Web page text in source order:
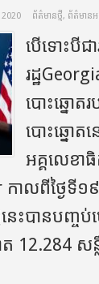
ព័ត៌មានថ្មី, ព័ត៌មានអ
បើទោះបីជ
រដ្ឋ​
បោះឆ្នោត
បោះឆ្នោត
អគ្គលេខា
លពីថ្ងៃទី​១៩
ឋនេះបាន
ត 12.284